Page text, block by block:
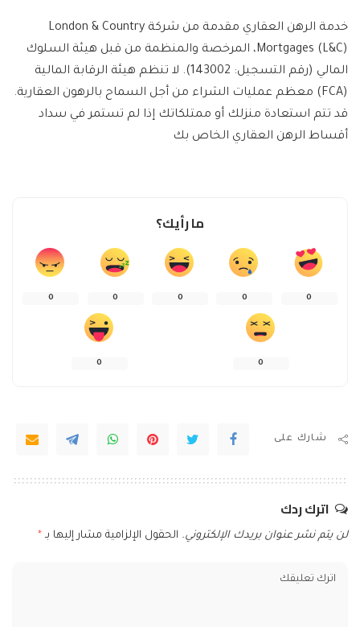
خدمة الرهن العقاري مقدمة من شركة London & Country
Mortgages (L&C)، المرخصة والمنظمة من قبل هيئة السلوك
المالي (رقم التسجيل: 143002). لا تنظم هيئة الرقابة المالية
(FCA) معظم عمليات الشراء من أجل السماح بالرهون العقارية.
قد تتم استعادة منزلك أو ممتلكاتك إذا لم تستمر في سداد
أقساط الرهن العقاري الخاص بك
ما رأيك؟
0
0
0
0
0
0
0
شارك على
اترك ردك
لن يتم نشر عنوان بريدك الإلكتروني. الحقول الإلزامية مشار إليها بـ *